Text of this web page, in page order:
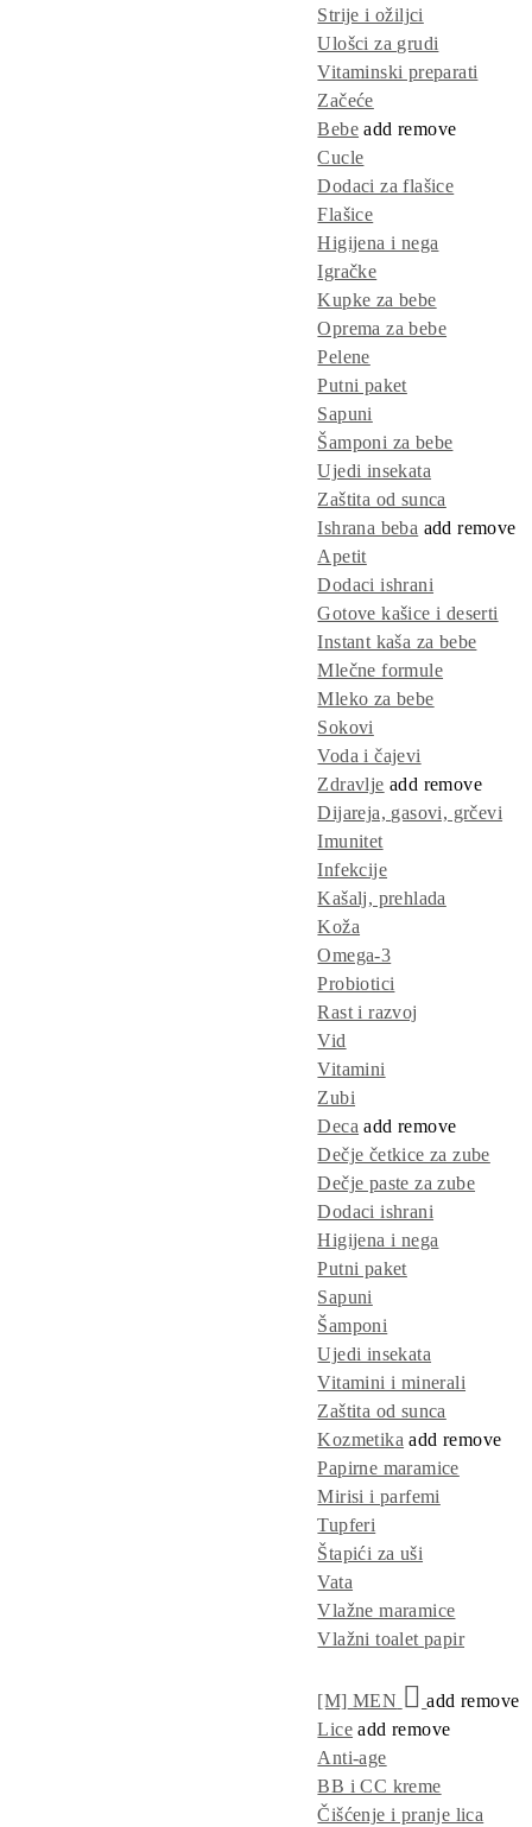
Strije i ožiljci
Ulošci za grudi
Vitaminski preparati
Začeće
Bebe addremove
Cucle
Dodaci za flašice
Flašice
Higijena i nega
Igračke
Kupke za bebe
Oprema za bebe
Pelene
Putni paket
Sapuni
Šamponi za bebe
Ujedi insekata
Zaštita od sunca
Ishrana beba addremove
Apetit
Dodaci ishrani
Gotove kašice i deserti
Instant kaša za bebe
Mlečne formule
Mleko za bebe
Sokovi
Voda i čajevi
Zdravlje add remove
Dijareja, gasovi, grčevi
Imunitet
Infekcije
Kašalj, prehlada
Koža
Omega-3
Probiotici
Rast i razvoj
Vid
Vitamini
Zubi
Deca addremove
Dečje četkice za zube
Dečje paste za zube
Dodaci ishrani
Higijena i nega
Putni paket
Sapuni
Šamponi
Ujedi insekata
Vitamini i minerali
Zaštita od sunca
Kozmetika addremove
Papirne maramice
Mirisi i parfemi
Tupferi
Štapići za uši
Vata
Vlažne maramice
Vlažni toalet papir
[M] MEN addremove
Lice addremove
Anti-age
BB i CC kreme
Čišćenje i pranje lica